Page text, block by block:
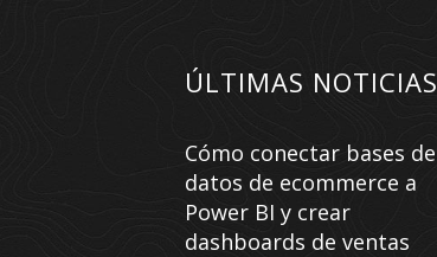
ÚLTIMAS NOTICIAS
Cómo conectar bases de
datos de ecommerce a
Power BI y crear
dashboards de ventas